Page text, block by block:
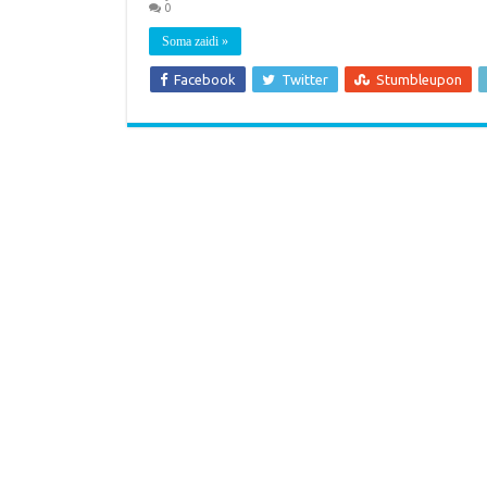
0
Soma zaidi »
Facebook Twitter Stumbleupon